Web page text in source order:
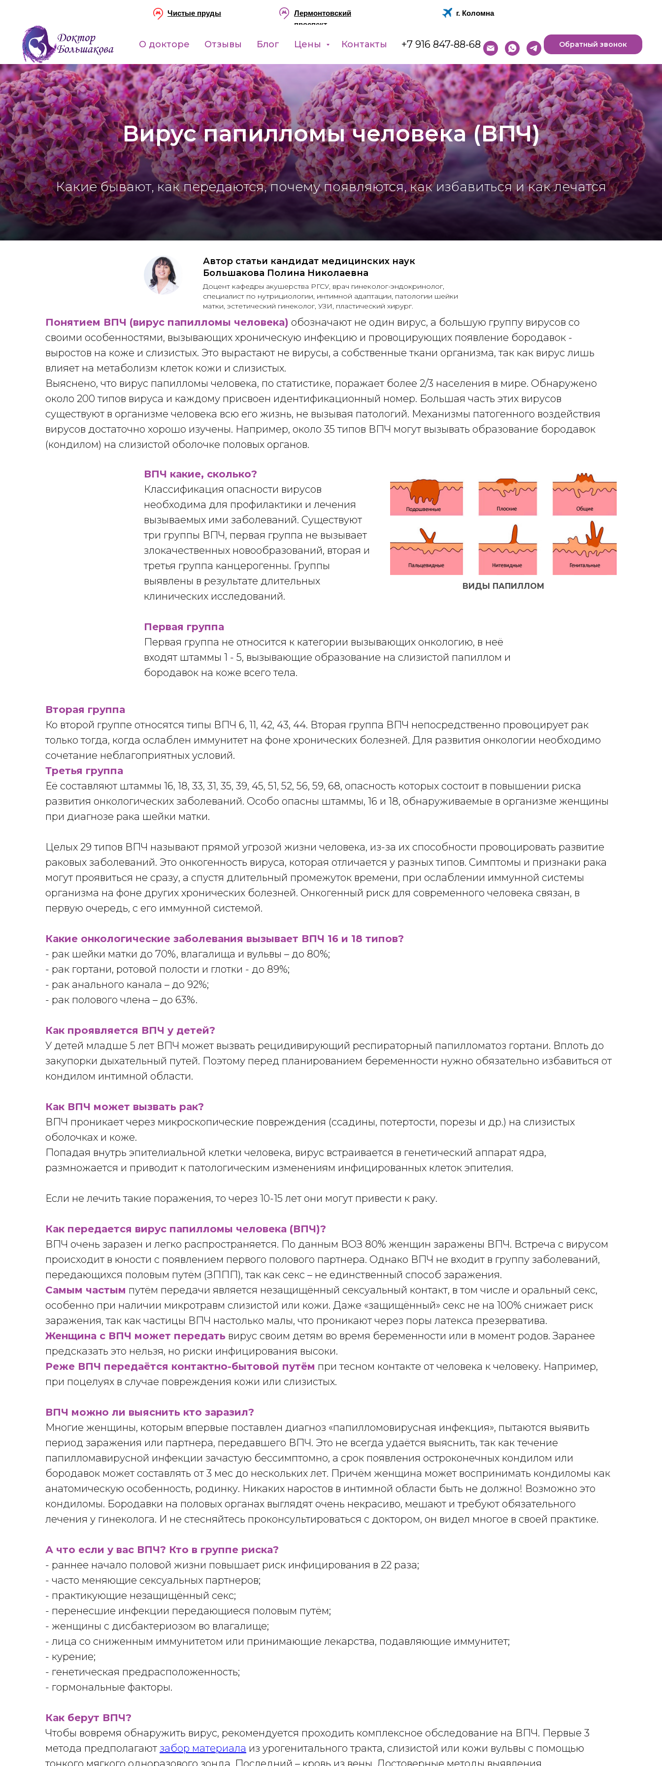
Чистые пруды
Лермонтовский
проспект
г. Коломна
О докторе Отзывы Блог Цены Контакты +7 916 847-88-68 Обратный звонок
Вирус папилломы человека (ВПЧ)
Какие бывают, как передаются, почему появляются, как избавиться и как лечатся
Автор статьи кандидат медицинских наук
Большакова Полина Николаевна
Доцент кафедры акушерства РГСУ, врач гинеколог-эндокринолог,
специалист по нутрициологии, интимной адаптации, патологии шейки
матки, эстетический гинеколог, УЗИ, пластический хирург.
Понятием ВПЧ (вирус папилломы человека) обозначают не один вирус, а большую группу вирусов со
своими особенностями, вызывающих хроническую инфекцию и провоцирующих появление бородавок -
выростов на коже и слизистых. Это вырастают не вирусы, а собственные ткани организма, так как вирус лишь
влияет на метаболизм клеток кожи и слизистых.
Выяснено, что вирус папилломы человека, по статистике, поражает более 2/3 населения в мире. Обнаружено
около 200 типов вируса и каждому присвоен идентификационный номер. Большая часть этих вирусов
существуют в организме человека всю его жизнь, не вызывая патологий. Механизмы патогенного воздействия
вирусов достаточно хорошо изучены. Например, около 35 типов ВПЧ могут вызывать образование бородавок
(кондилом) на слизистой оболочке половых органов.
ВИДЫ ПАПИЛЛОМ
ВПЧ какие, сколько?
Классификация опасности вирусов
необходима для профилактики и лечения
вызываемых ими заболеваний. Существуют
три группы ВПЧ, первая группа не вызывает
злокачественных новообразований, вторая и
третья группа канцерогенны. Группы
выявлены в результате длительных
клинических исследований.
Первая группа
Первая группа не относится к категории вызывающих онкологию, в неё
входят штаммы 1 - 5, вызывающие образование на слизистой папиллом и
бородавок на коже всего тела.
Вторая группа
Ко второй группе относятся типы ВПЧ 6, 11, 42, 43, 44. Вторая группа ВПЧ непосредственно провоцирует рак
только тогда, когда ослаблен иммунитет на фоне хронических болезней. Для развития онкологии необходимо
сочетание неблагоприятных условий.
Третья группа
Её составляют штаммы 16, 18, 33, 31, 35, 39, 45, 51, 52, 56, 59, 68, опасность которых состоит в повышении риска
развития онкологических заболеваний. Особо опасны штаммы, 16 и 18, обнаруживаемые в организме женщины
при диагнозе рака шейки матки.
Целых 29 типов ВПЧ называют прямой угрозой жизни человека, из-за их способности провоцировать развитие
раковых заболеваний. Это онкогенность вируса, которая отличается у разных типов. Симптомы и признаки рака
могут проявиться не сразу, а спустя длительный промежуток времени, при ослаблении иммунной системы
организма на фоне других хронических болезней. Онкогенный риск для современного человека связан, в
первую очередь, с его иммунной системой.
Какие онкологические заболевания вызывает ВПЧ 16 и 18 типов?
- рак шейки матки до 70%, влагалища и вульвы – до 80%;
- рак гортани, ротовой полости и глотки - до 89%;
- рак анального канала – до 92%;
- рак полового члена – до 63%.
Как проявляется ВПЧ у детей?
У детей младше 5 лет ВПЧ может вызвать рецидивирующий респираторный папилломатоз гортани. Вплоть до
закупорки дыхательный путей. Поэтому перед планированием беременности нужно обязательно избавиться от
кондилом интимной области.
Как ВПЧ может вызвать рак?
ВПЧ проникает через микроскопические повреждения (ссадины, потертости, порезы и др.) на слизистых
оболочках и коже.
Попадая внутрь эпителиальной клетки человека, вирус встраивается в генетический аппарат ядра,
размножается и приводит к патологическим изменениям инфицированных клеток эпителия.
Если не лечить такие поражения, то через 10-15 лет они могут привести к раку.
Как передается вирус папилломы человека (ВПЧ)?
ВПЧ очень заразен и легко распространяется. По данным ВОЗ 80% женщин заражены ВПЧ. Встреча с вирусом
происходит в юности с появлением первого полового партнера. Однако ВПЧ не входит в группу заболеваний,
передающихся половым путём (ЗППП), так как секс – не единственный способ заражения.
Самым частым путём передачи является незащищённый сексуальный контакт, в том числе и оральный секс,
особенно при наличии микротравм слизистой или кожи. Даже «защищённый» секс не на 100% снижает риск
заражения, так как частицы ВПЧ настолько малы, что проникают через поры латекса презерватива.
Женщина с ВПЧ может передать вирус своим детям во время беременности или в момент родов. Заранее
предсказать это нельзя, но риски инфицирования высоки.
Реже ВПЧ передаётся контактно-бытовой путём при тесном контакте от человека к человеку. Например,
при поцелуях в случае повреждения кожи или слизистых.
ВПЧ можно ли выяснить кто заразил?
Многие женщины, которым впервые поставлен диагноз «папилломовирусная инфекция», пытаются выявить
период заражения или партнера, передавшего ВПЧ. Это не всегда удаётся выяснить, так как течение
папилломавирусной инфекции зачастую бессимптомно, а срок появления остроконечных кондилом или
бородавок может составлять от 3 мес до нескольких лет. Причём женщина может воспринимать кондиломы как
анатомическую особенность, родинку. Никаких наростов в интимной области быть не должно! Возможно это
кондиломы. Бородавки на половых органах выглядят очень некрасиво, мешают и требуют обязательного
лечения у гинеколога. И не стесняйтесь проконсультироваться с доктором, он видел многое в своей практике.
А что если у вас ВПЧ? Кто в группе риска?
- раннее начало половой жизни повышает риск инфицирования в 22 раза;
- часто меняющие сексуальных партнеров;
- практикующие незащищённый секс;
- перенесшие инфекции передающиеся половым путём;
- женщины с дисбактериозом во влагалище;
- лица со сниженным иммунитетом или принимающие лекарства, подавляющие иммунитет;
- курение;
- генетическая предрасположенность;
- гормональные факторы.
Как берут ВПЧ?
Чтобы вовремя обнаружить вирус, рекомендуется проходить комплексное обследование на ВПЧ. Первые 3
метода предполагают забор материала из урогенитального тракта, слизистой или кожи вульвы с помощью
тонкого мягкого одноразового зонда. Последний – кровь из вены. Достоверные методы выявления